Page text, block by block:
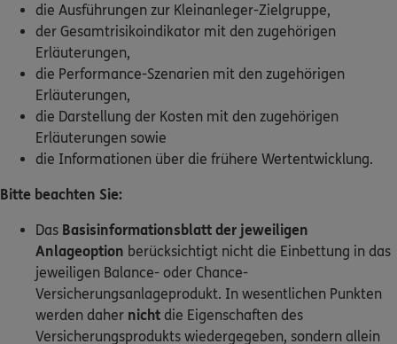
die Ausführungen zur Kleinanleger-Zielgruppe,
der Gesamtrisikoindikator mit den zugehörigen
Erläuterungen,
die Performance-Szenarien mit den zugehörigen
Erläuterungen,
die Darstellung der Kosten mit den zugehörigen
Erläuterungen sowie
die Informationen über die frühere Wertentwicklung.
Bitte beachten Sie:
Das Basisinformationsblatt der jeweiligen
Anlageoption berücksichtigt nicht die Einbettung in das
jeweiligen Balance- oder Chance-
Versicherungsanlageprodukt. In wesentlichen Punkten
werden daher nicht die Eigenschaften des
Versicherungsprodukts wiedergegeben, sondern allein